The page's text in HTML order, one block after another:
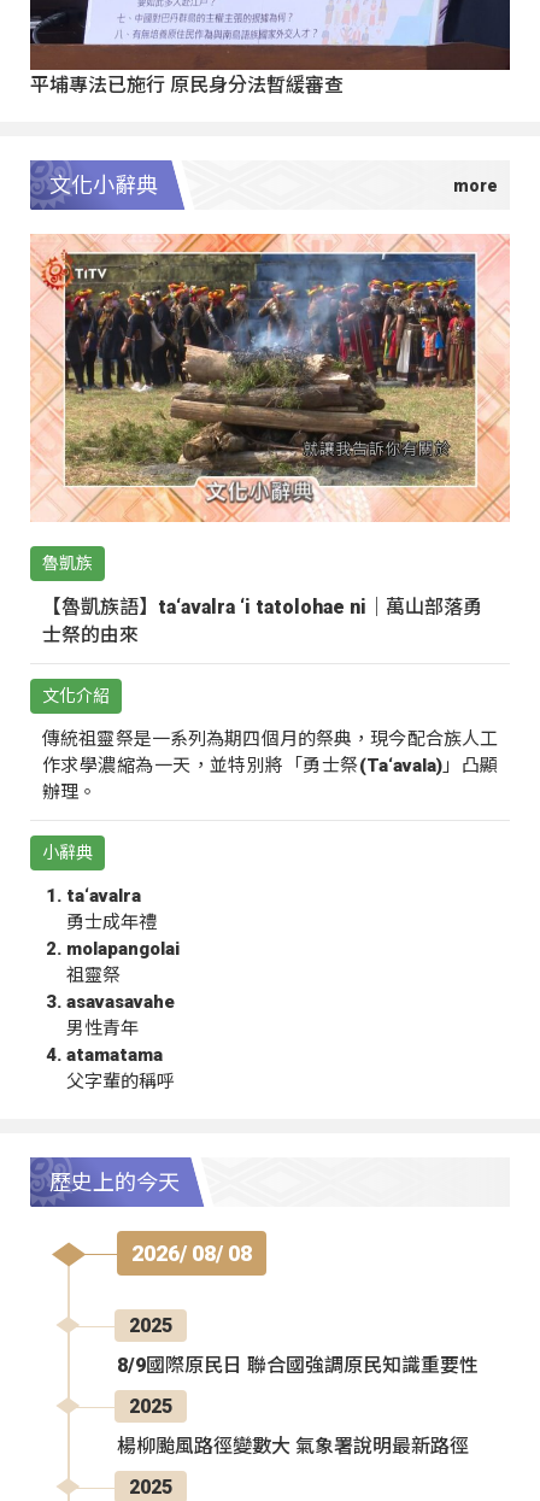
平埔專法已施行 原民身分法暫緩審查
文化小辭典
魯凱族
【魯凱族語】ta‘avalra ‘i tatolohae ni｜萬山部落勇
士祭的由來
文化介紹
傳統祖靈祭是一系列為期四個月的祭典，現今配合族人工
作求學濃縮為一天，並特別將「勇士祭(Ta‘avala)」凸顯
辦理。
小辭典
ta‘avalra
勇士成年禮
molapangolai
祖靈祭
asavasavahe
男性青年
atamatama
父字輩的稱呼
歷史上的今天
2026/ 08/ 08
2025
8/9國際原民日 聯合國強調原民知識重要性
2025
楊柳颱風路徑變數大 氣象署說明最新路徑
2025